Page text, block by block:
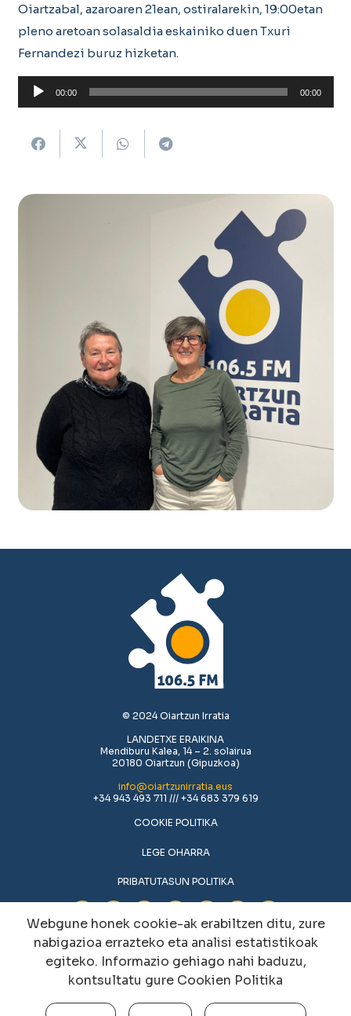
Oiartzabal, azaroaren 21ean, ostiralarekin, 19:00etan
pleno aretoan solasaldia eskainiko duen Txuri
Fernandezi buruz hizketan.
Soinu
erreproduzigailua
00:00 00:00
© 2024 Oiartzun Irratia
LANDETXE ERAIKINA
Mendiburu Kalea, 14 – 2. solairua
20180 Oiartzun (Gipuzkoa)
info@oiartzunirratia.eus
+34 943 493 711 /// +34 683 379 619
COOKIE POLITIKA
LEGE OHARRA
PRIBATUTASUN POLITIKA
Webgune honek cookie-ak erabiltzen ditu, zure
nabigazioa errazteko eta analisi estatistikoak
egiteko. Informazio gehiago nahi baduzu,
kontsultatu gure Cookien Politika